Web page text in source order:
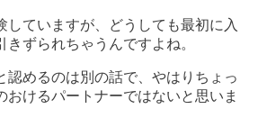
していますが、どうしても最初に入
きずられちゃうんですよね。
認めるのは別の話で、やはりちょっ
おけるパートナーではないと思いま